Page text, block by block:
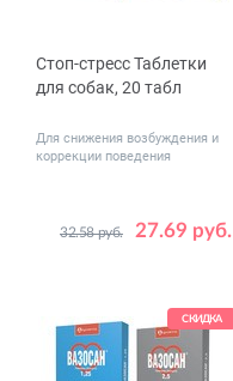
Стоп-стресс Таблетки
для собак, 20 табл
Для снижения возбуждения и
коррекции поведения
27.69 руб.
32.58 руб.
Вес
до 30 от 30
СКИДКА